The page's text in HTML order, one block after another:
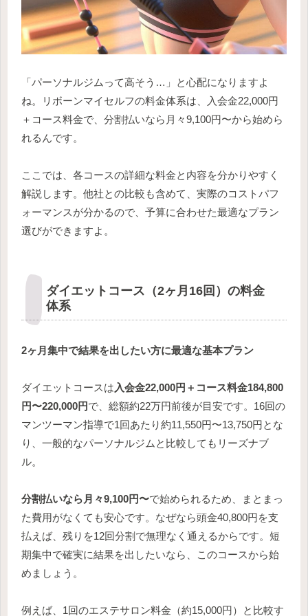
「パーソナルジムって高そう…」と心配になりますよ
ね。リボーンマイセルフの料金体系は、入会金22,000円
＋コース料金で、分割払いなら月々9,100円〜から始めら
れるんです。
ここでは、各コースの詳細な料金と内容を分かりやすく
解説します。他社との比較も含めて、実際のコストパフ
ォーマンスが分かるので、予算に合わせた最適なプラン
選びができますよ。
ダイエットコース（2ヶ月16回）の料金
体系
2ヶ月集中で結果を出したい方に最適な基本プラン
ダイエットコースは 入会金22,000円＋コース料金184,800
円〜220,000円で、総額約22万円前後が目安です。16回の
マンツーマン指導で1回あたり約11,550円〜13,750円とな
り、一般的なパーソナルジムと比較してもリーズナブ
ル。
分割払いなら月々9,100円〜で始められるため、まとまっ
た費用がなくても安心です。なぜなら頭金40,800円を支
払えば、残りを12回分割で無理なく通えるからです。短
期集中で確実に結果を出したいなら、このコースから始
めましょう。
例えば、1回のエステサロン料金（約15,000円）と比較す